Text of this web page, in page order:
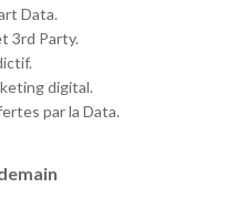
Data.
3rd Party.
digital.
par la Data.